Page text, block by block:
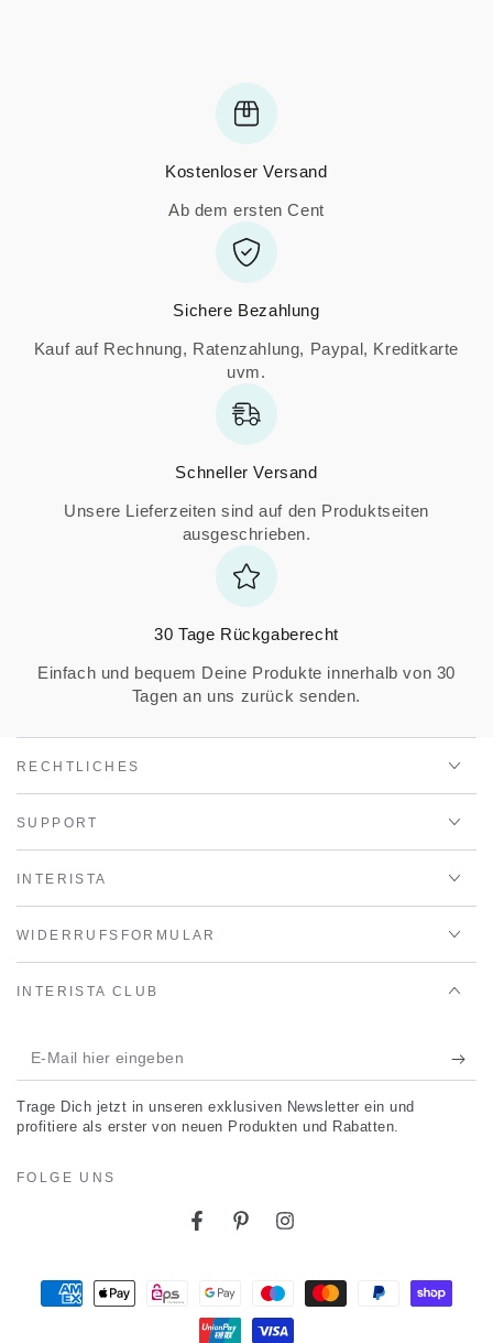
Kostenloser Versand
Ab dem ersten Cent
Sichere Bezahlung
Kauf auf Rechnung, Ratenzahlung, Paypal, Kreditkarte
uvm.
Schneller Versand
Unsere Lieferzeiten sind auf den Produktseiten
ausgeschrieben.
30 Tage Rückgaberecht
Einfach und bequem Deine Produkte innerhalb von 30
Tagen an uns zurück senden.
RECHTLICHES
SUPPORT
INTERISTA
WIDERRUFSFORMULAR
INTERISTA CLUB
E-
Mail
hier
Trage Dich jetzt in unseren exklusiven Newsletter ein und
profitiere als erster von neuen Produkten und Rabatten.
FOLGE UNS
FacebookPinterestInstagram
Zahlungsmöglichkeiten